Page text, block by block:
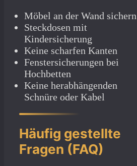
Möbel an der Wand sichern
Steckdosen mit
Kindersicherung
Keine scharfen Kanten
Fenstersicherungen bei
Hochbetten
Keine herabhängenden
Schnüre oder Kabel
Häufig gestellte
Fragen (FAQ)